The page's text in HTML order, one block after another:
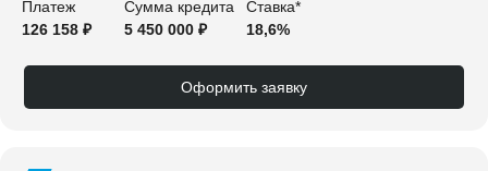
Платеж
126 158 ₽
Сумма кредита
5 450 000 ₽
Ставка*
18,6%
Оформить заявку